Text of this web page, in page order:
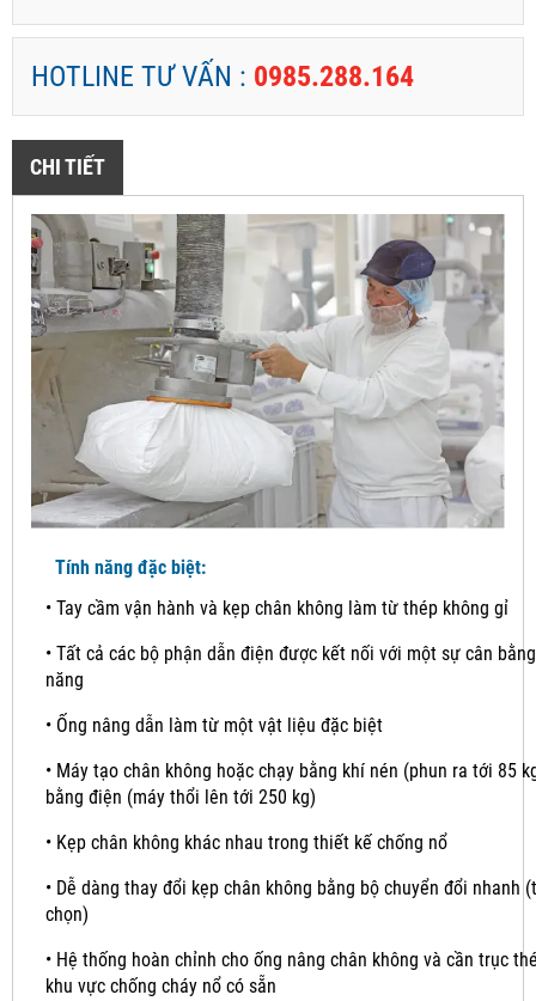
HOTLINE TƯ VẤN : 0985.288.164
CHI TIẾT
Tính năng đặc biệt:
• Tay cầm vận hành và kẹp chân không làm từ thép không gỉ
• Tất cả các bộ phận dẫn điện được kết nối với một sự cân
năng
• Ống nâng dẫn làm từ một vật liệu đặc biệt
• Máy tạo chân không hoặc chạy bằng khí nén (phun ra tới 85
bằng điện (máy thổi lên tới 250 kg)
• Kẹp chân không khác nhau trong thiết kế chống nổ
• Dễ dàng thay đổi kẹp chân không bằng bộ chuyển đổi nhanh
chọn)
• Hệ thống hoàn chỉnh cho ống nâng chân không và cần trục
khu vực chống cháy nổ có sẵn